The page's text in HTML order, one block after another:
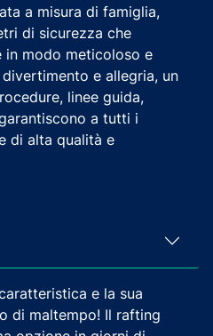
a misura di famiglia,
di sicurezza che
in modo meticoloso e
e allegria, un
linee guida,
a tutti i
di alta qualità e
e la sua
di maltempo! Il rafting